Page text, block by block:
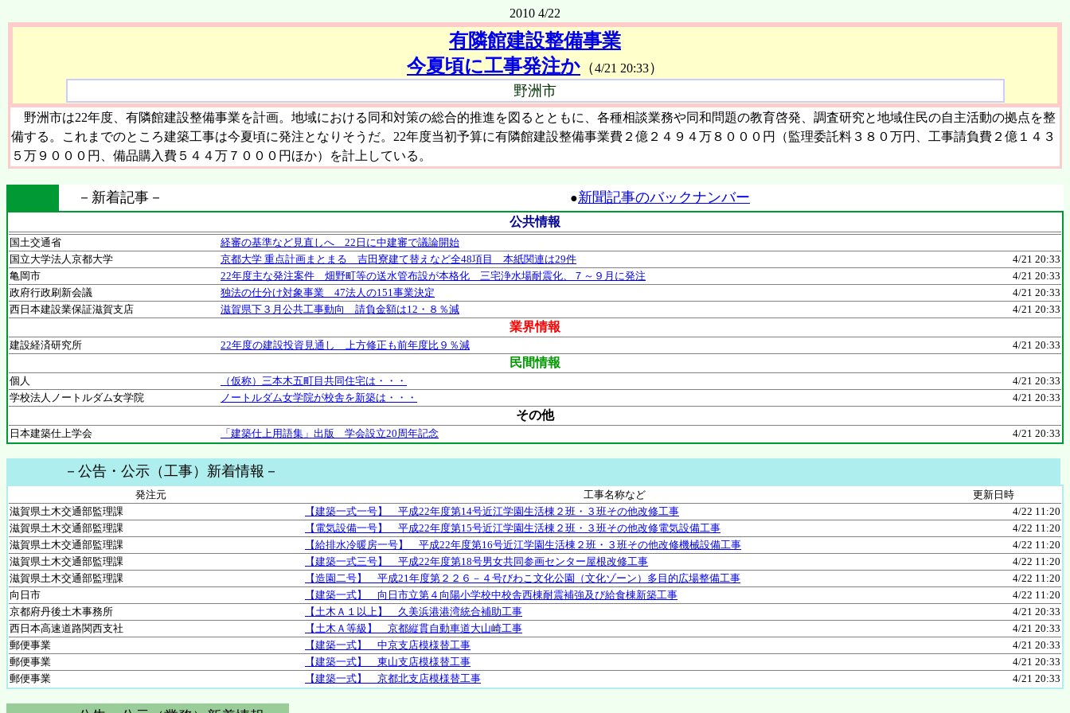
2010 4/22
有隣館建設整備事業
今夏頃に工事発注か （4/21 20:33）
野洲市
野洲市は22年度、有隣館建設整備事業を計画。地域における同和対策の総合的推進を図るとともに、各種相談業務や同和問題の教育啓発、調査研究と地域住民の自主活動の拠点を整
備する。これまでのところ建築工事は今夏頃に発注となりそうだ。22年度当初予算に有隣館建設整備事業費２億２４９４万８０００円（監理委託料３８０万円、工事請負費２億１４３
５万９０００円、備品購入費５４４万７０００円ほか）を計上している。
－新着記事－ ●新聞記事のバックナンバー
公共情報
国土交通省
経審の基準など見直しへ 22日に中建審で議論開始
国立大学法人京都大学
京都大学 重点計画まとまる 吉田寮建て替えなど全48項目 本紙関連は29件
4/21 20:33
亀岡市
22年度主な発注案件 畑野町等の送水管布設が本格化 三宅浄水場耐震化、７～９月に発注
4/21 20:33
政府行政刷新会議
独法の仕分け対象事業 47法人の151事業決定
4/21 20:33
西日本建設業保証滋賀支店
滋賀県下３月公共工事動向 請負金額は12・８％減 4/21 20:33
業界情報
建設経済研究所 22年度の建設投資見通し 上方修正も前年度比９％減 4/21 20:33
民間情報
個人 （仮称）三本木五町目共同住宅は・・・
4/21 20:33
学校法人ノートルダム女学院
ノートルダム女学院が校舎を新築は・・・ 4/21 20:33
その他
日本建築仕上学会 「建築仕上用語集」出版 学会設立20周年記念 4/21 20:33
－公告・公示（工事）新着情報－
発注元 工事名称など
更新日時
滋賀県土木交通部監理課
【建築一式一号】 平成22年度第14号近江学園生活棟２班・３班その他改修工事
4/22 11:20
滋賀県土木交通部監理課
【電気設備一号】 平成22年度第15号近江学園生活棟２班・３班その他改修電気設備工事
4/22 11:20
滋賀県土木交通部監理課
【給排水冷暖房一号】 平成22年度第16号近江学園生活棟２班・３班その他改修機械設備工事
4/22 11:20
滋賀県土木交通部監理課
【建築一式三号】 平成22年度第18号男女共同参画センター屋根改修工事
4/22 11:20
滋賀県土木交通部監理課
【造園二号】 平成21年度第２２６－４号びわこ文化公園（文化ゾーン）多目的広場整備工事
4/22 11:20
向日市
【建築一式】 向日市立第４向陽小学校中校舎西棟耐震補強及び給食棟新築工事
4/22 11:20
京都府丹後土木事務所
【土木Ａ１以上】 久美浜港港湾統合補助工事
4/21 20:33
西日本高速道路関西支社
【土木Ａ等級】 京都縦貫自動車道大山崎工事
4/21 20:33
郵便事業
【建築一式】 中京支店模様替工事
4/21 20:33
郵便事業
【建築一式】 東山支店模様替工事
4/21 20:33
郵便事業
【建築一式】 京都北支店模様替工事 4/21 20:33